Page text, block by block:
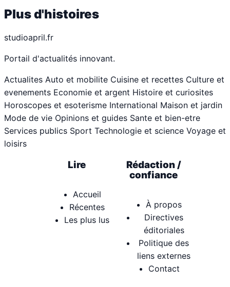
Plus d'histoires
studioapril.fr
Portail d'actualités innovant.
Actualites Auto et mobilite Cuisine et recettes Culture et
evenements Economie et argent Histoire et curiosites
Horoscopes et esoterisme International Maison et jardin
Mode de vie Opinions et guides Sante et bien-etre
Services publics Sport Technologie et science Voyage et
loisirs
Lire
Accueil
Récentes
Les plus lus
Rédaction /
confiance
À propos
Directives
éditoriales
Politique des
liens externes
Contact